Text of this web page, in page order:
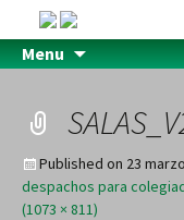
Menu
Published on 23
despachos para
(1073 × 811)